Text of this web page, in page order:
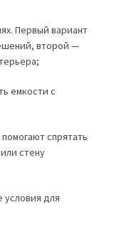
Первый вариант
второй —
емкости с
спрятать
стену
для